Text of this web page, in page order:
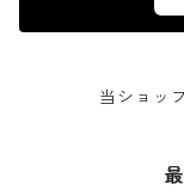
当ショッ